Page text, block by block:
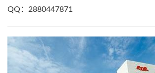
QQ：2880447871